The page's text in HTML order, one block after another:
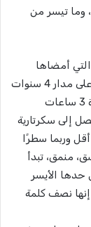
وما تيسر من
أمضاها
بصحبة أحمد رجب، لما تجاوزت الساعة الواحدة على مدار 4 سنوات
ووصف حالته عند الكتابة قائلًا: “ويظل رجب ولمدة 3 ساعات
إلى سكرتارية
وربما سطرًا
منمق، تبدأ
الأيسر
إنها نصف كلمة